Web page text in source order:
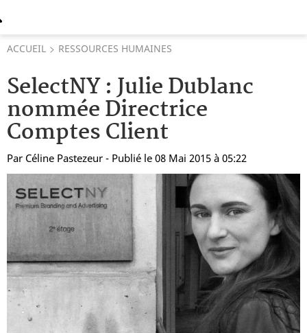
ACCUEIL RESSOURCES HUMAINES
SelectNY : Julie Dublanc
nommée Directrice
Comptes Client
Par Céline Pastezeur - Publié le 08 Mai 2015 à 05:22